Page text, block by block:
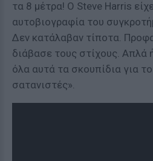
τα 8 μέτρα! Ο Steve Harris
αυτοβιογραφία του
Δεν κατάλαβαν τίποτα.
διάβασε τους στίχους. Απλά
όλα αυτά τα σκουπίδια για
σατανιστές».